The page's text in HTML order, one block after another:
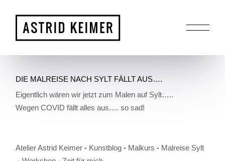
HOME ALLGEMEIN DIE MALREISE NACH SYLT
FÄLLT AUS….
DIE MALREISE NACH SYLT FÄLLT AUS….
Eigentlich wären wir jetzt zum Malen auf Sylt…..
Wegen COVID fällt alles aus…. so sad!
Atelier Astrid Keimer Kunstblog Malkurs
Malreise Sylt